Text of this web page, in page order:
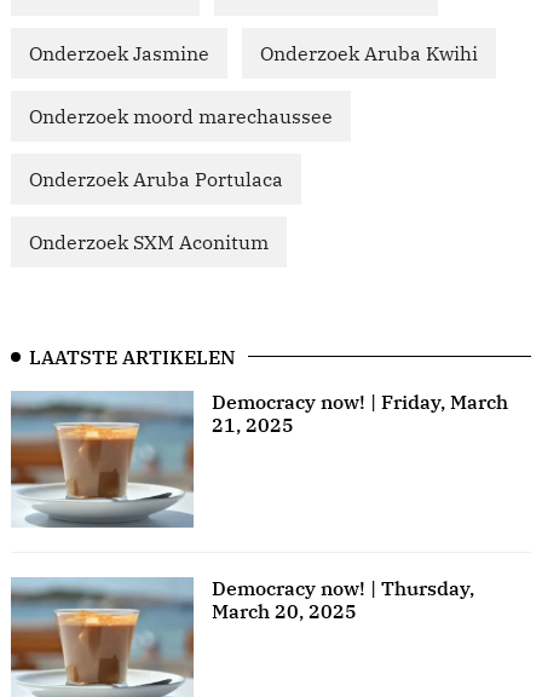
Onderzoek Jasmine Onderzoek Aruba Kwihi
Onderzoek moord marechaussee
Onderzoek Aruba Portulaca
Onderzoek SXM Aconitum
LAATSTE ARTIKELEN
Democracy now! | Friday, March
21, 2025
Democracy now! | Thursday,
March 20, 2025